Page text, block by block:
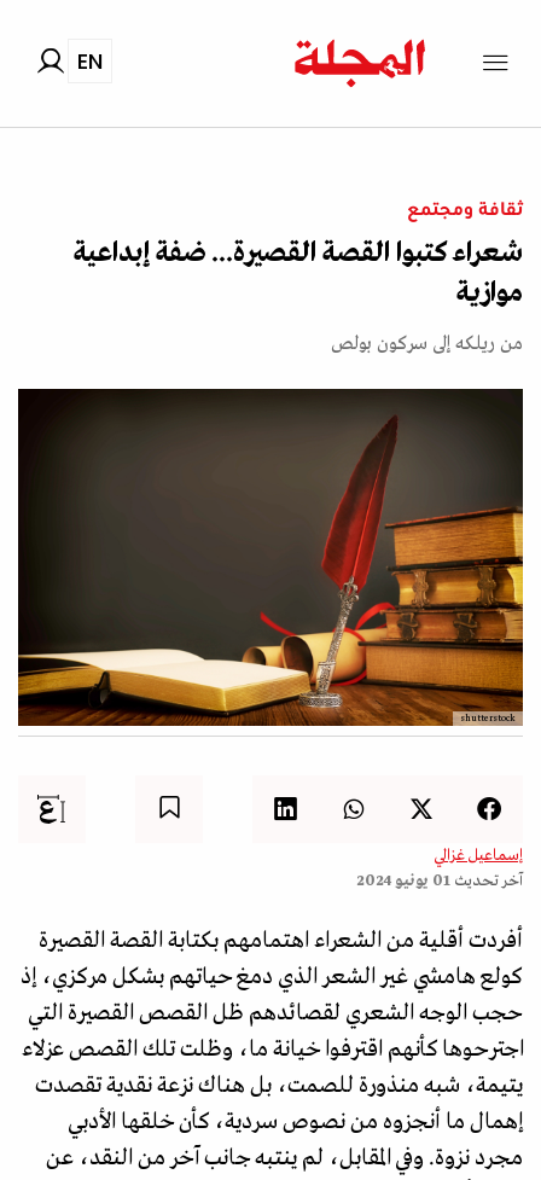
EN
ثقافة ومجتمع
شعراء كتبوا القصة القصيرة... ضفة إبداعية
موازية
من ريلكه إلى سركون بولص
shutterstock
إسماعيل غزالي
آخر تحديث 01 يونيو 2024
أفردت أقلية من الشعراء اهتمامهم بكتابة القصة القصيرة
كولع هامشي غير الشعر الذي دمغ حياتهم بشكل مركزي، إذ
حجب الوجه الشعري لقصائدهم ظل القصص القصيرة التي
اجترحوها كأنهم اقترفوا خيانة ما، وظلت تلك القصص عزلاء
يتيمة، شبه منذورة للصمت، بل هناك نزعة نقدية تقصدت
إهمال ما أنجزوه من نصوص سردية، كأن خلقها الأدبي
مجرد نزوة. وفي المقابل، لم ينتبه جانب آخر من النقد، عن